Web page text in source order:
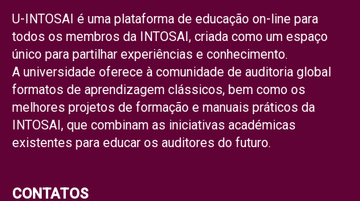
U-INTOSAI é uma plataforma de educação on-line para
todos os membros da INTOSAI, criada como um espaço
único para partilhar experiências e conhecimento.
A universidade oferece à comunidade de auditoria global
formatos de aprendizagem clássicos, bem como os
melhores projetos de formação e manuais práticos da
INTOSAI, que combinam as iniciativas académicas
existentes para educar os auditores do futuro.
CONTATOS